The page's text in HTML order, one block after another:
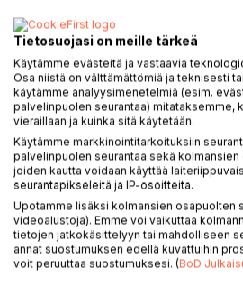
tai kuvitelmaa. Tästä huolimatta ne
kirjoittajan tietoisuuden tilaa. Ne
todellisuudeksi mieltämänsä elämän
puolta.
Hän huomaa faktoiksi
edellyttävän jatkuvaa tietojen
tuonut hänelle esiin uusia asioita ja
vanhan ajatusrakennelman
syntymiseen. Jotkut elämän varrella
käsityksistään kirjoittaja jättää yhä
epämääräiseen, subjektiiviseen
sanojensa mukaan anna sen häiritä.
Menneen elämän dioista rakentuva
päähenkilön kronologisen mutta
painottuneen elämän historian.
Tietosuojasi on meille tärkeä
Käytämme evästeitä ja vastaavia
Osa niistä on välttämättömiä ja teknisesti
käytämme analyysimenetelmiä (esim.
palvelinpuolen seurantaa) mitataksemme,
vieraillaan ja kuinka sitä käytetään.
Käytämme markkinointitarkoituksiin
palvelinpuolen seurantaa sekä
joiden kautta voidaan käyttää
seurantapikseleitä ja IP-osoitteita.
Upotamme lisäksi kolmansien osapuolten
videoalustoja). Emme voi vaikuttaa
tietojen jatkokäsittelyyn tai mahdolliseen
annat suostumuksen edellä kuvattuihin
voit peruuttaa suostumuksesi. (BoD